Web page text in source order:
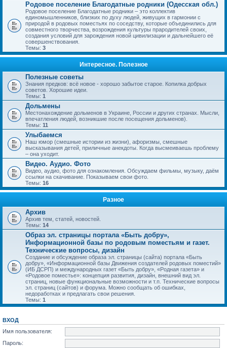
Родовое поселение Благодатные родники (Одесская обл.)
Родовое поселение Благодатные родники – это коллектив
единомышленников, близких по духу людей, живущих в гармонии с
природой в родовых поместьях по соседству, которые объединились для
совместного творчества, возрождения культуры прародителей своих,
создания условий для зарождения новой цивилизации и дальнейшего её
совершенствования.
Темы: 3
Интересное. Полезное
Полезные советы
Знания предков: всё новое - хорошо забытое старое. Копилка добрых
советов. Хорошие идеи.
Темы: 1
Дольмены
Местонахождение дольменов в Украине, России и других странах. Мысли,
впечатления людей, возникшие после посещения дольменов).
Темы: 11
Улыбаемся
Наш юмор (смешные истории из жизни), афоризмы, смешные
высказывания детей, приличные анекдоты. Когда высмеиваешь проблему
– она уходит.
Видео. Аудио. Фото
Видео, аудио, фото для ознакомления. Обсуждаем фильмы, музыку, даём
ссылки на скачивание. Показываем свои фото.
Темы: 16
Разное
Архив
Архив тем, статей, новостей.
Темы: 14
Образ эл. страницы портала «Быть добру»,
Информационной базы по родовым поместьям и газет.
Технические вопросы, дизайн
Создание и обсуждение образа эл. страницы (сайта) портала «Быть
добру», «Информационной базы Движения создателей родовых поместий»
(ИБ ДСРП) и международных газет «Быть добру», «Родная газета» и
«Родовое поместье»: концепция развития, дизайн, внешний вид эл.
страниц, новые функциональные возможности и т.п. Технические вопросы
эл. страниц (сайтов) и форума. Можно сообщать об ошибках,
недоработках и предлагать свои решения.
Темы: 1
ВХОД
Имя пользователя:
Пароль: